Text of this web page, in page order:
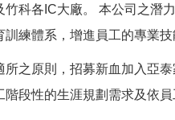
科各IC大廠。 本公司之潛
練體系，增進員工的專業
之原則，招募新血加入亞
段性的生涯規劃需求及依